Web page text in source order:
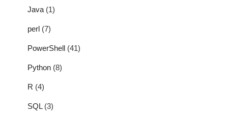
Java (1)
perl (7)
PowerShell (41)
Python (8)
R (4)
SQL(3)